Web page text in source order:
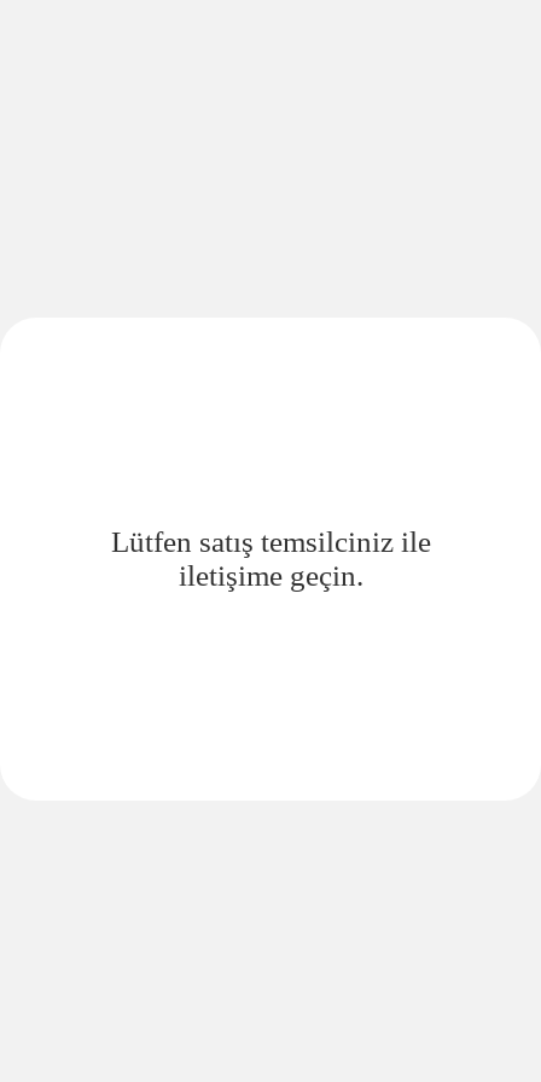
Lütfen satış temsilciniz ile
iletişime geçin.